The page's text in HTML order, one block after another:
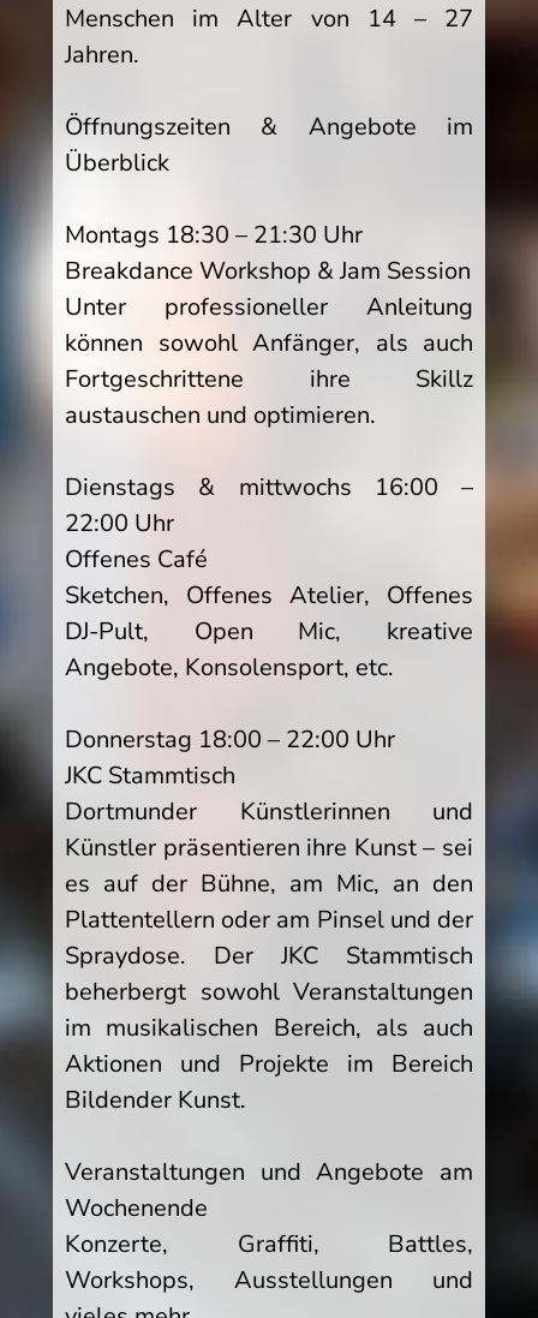
Menschen im Alter von 14 – 27
Jahren.
Öffnungszeiten & Angebote im
Überblick
Montags 18:30 – 21:30 Uhr
Breakdance Workshop & Jam Session
Unter professioneller Anleitung
können sowohl Anfänger, als auch
Fortgeschrittene ihre Skillz
austauschen und optimieren.
Dienstags & mittwochs 16:00 –
22:00 Uhr
Offenes Café
Sketchen, Offenes Atelier, Offenes
DJ-Pult, Open Mic, kreative
Angebote, Konsolensport, etc.
Donnerstag 18:00 – 22:00 Uhr
JKC Stammtisch
Dortmunder Künstlerinnen und
Künstler präsentieren ihre Kunst – sei
es auf der Bühne, am Mic, an den
Plattentellern oder am Pinsel und der
Spraydose. Der JKC Stammtisch
beherbergt sowohl Veranstaltungen
im musikalischen Bereich, als auch
Aktionen und Projekte im Bereich
Bildender Kunst.
Veranstaltungen und Angebote am
Wochenende
Konzerte, Graffiti, Battles,
Workshops, Ausstellungen und